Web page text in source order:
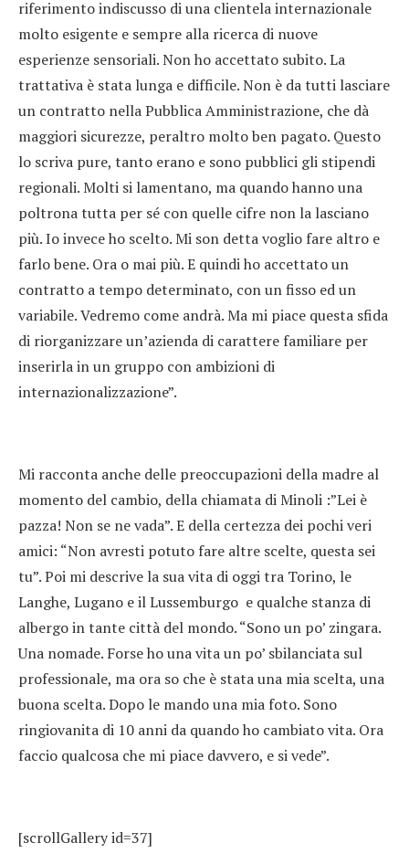
riferimento indiscusso di una clientela internazionale
molto esigente e sempre alla ricerca di nuove
esperienze sensoriali. Non ho accettato subito. La
trattativa è stata lunga e difficile. Non è da tutti lasciare
un contratto nella Pubblica Amministrazione, che dà
maggiori sicurezze, peraltro molto ben pagato. Questo
lo scriva pure, tanto erano e sono pubblici gli stipendi
regionali. Molti si lamentano, ma quando hanno una
poltrona tutta per sé con quelle cifre non la lasciano
più. Io invece ho scelto. Mi son detta voglio fare altro e
farlo bene. Ora o mai più. E quindi ho accettato un
contratto a tempo determinato, con un fisso ed un
variabile. Vedremo come andrà. Ma mi piace questa sfida
di riorganizzare un’azienda di carattere familiare per
inserirla in un gruppo con ambizioni di
internazionalizzazione”.
Mi racconta anche delle preoccupazioni della madre al
momento del cambio, della chiamata di Minoli :”Lei è
pazza! Non se ne vada”. E della certezza dei pochi veri
amici: “Non avresti potuto fare altre scelte, questa sei
tu”. Poi mi descrive la sua vita di oggi tra Torino, le
Langhe, Lugano e il Lussemburgo e qualche stanza di
albergo in tante città del mondo. “Sono un po’ zingara.
Una nomade. Forse ho una vita un po’ sbilanciata sul
professionale, ma ora so che è stata una mia scelta, una
buona scelta. Dopo le mando una mia foto. Sono
ringiovanita di 10 anni da quando ho cambiato vita. Ora
faccio qualcosa che mi piace davvero, e si vede”.
[scrollGallery id=37]